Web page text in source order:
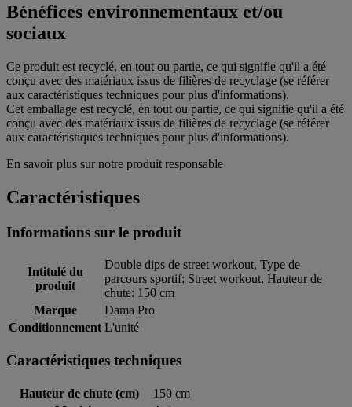
Bénéfices environnementaux et/ou
sociaux
Ce produit est recyclé, en tout ou partie, ce qui signifie qu'il a été
conçu avec des matériaux issus de filières de recyclage (se référer
aux caractéristiques techniques pour plus d'informations).
Cet emballage est recyclé, en tout ou partie, ce qui signifie qu'il a été
conçu avec des matériaux issus de filières de recyclage (se référer
aux caractéristiques techniques pour plus d'informations).
En savoir plus sur notre produit responsable
Caractéristiques
Informations sur le produit
Intitulé du
produit
Double dips de street workout, Type de
parcours sportif: Street workout, Hauteur de
chute: 150 cm
Marque
Dama Pro
Conditionnement L'unité
Caractéristiques techniques
Hauteur de chute (cm)
150 cm